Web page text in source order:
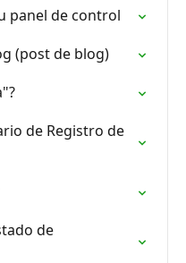
panel de control
(post de blog)
de Registro de
de